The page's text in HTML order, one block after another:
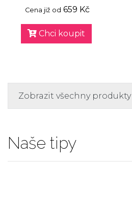
Cena již od 659 Kč
Chci koupit
Zobrazit všechny produkty
Naše tipy